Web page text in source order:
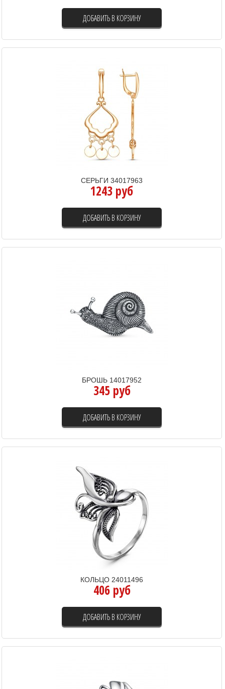
ДОБАВИТЬ В КОРЗИНУ
СЕРЬГИ 34017963
1243 руб
ДОБАВИТЬ В КОРЗИНУ
БРОШЬ 14017952
345 руб
ДОБАВИТЬ В КОРЗИНУ
КОЛЬЦО 24011496
406 руб
ДОБАВИТЬ В КОРЗИНУ